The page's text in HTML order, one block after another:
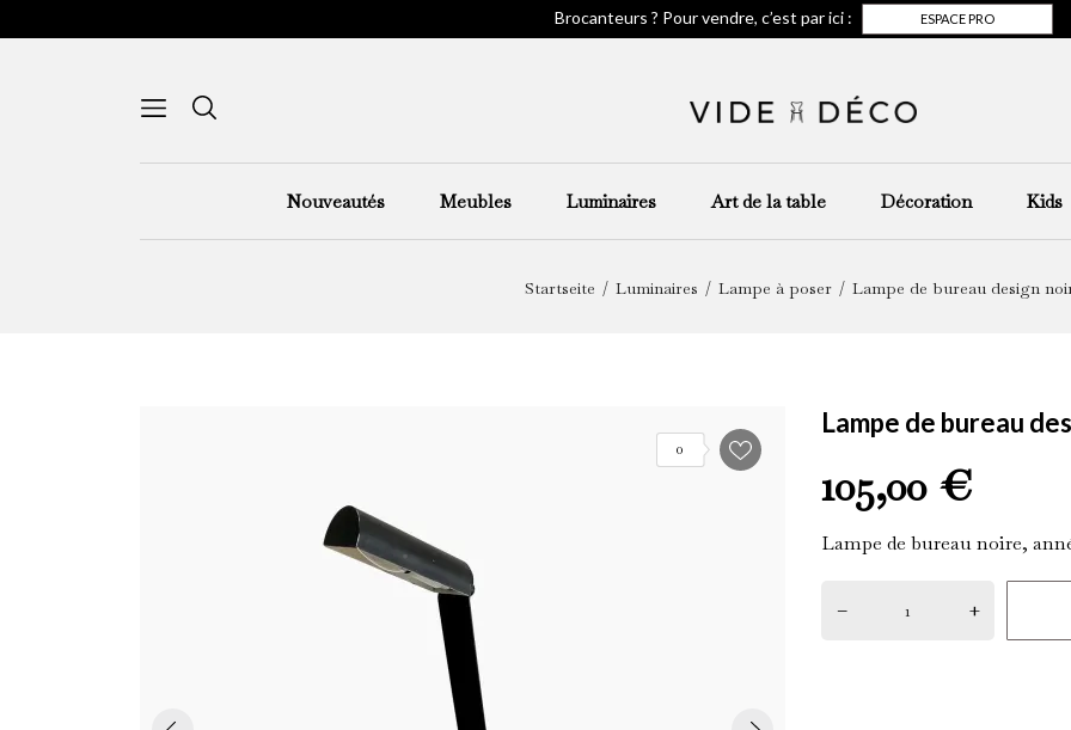
Brocanteurs ? Pour vendre, c’est par ici : ESPACE PRO
Nouveautés Meubles Luminaires Art de la table Décoration Kids
Startseite Luminaires Lampe à poser Lampe de bureau design
0
Lampe de bureau
105,00 €
Lampe de bureau noire,
– +